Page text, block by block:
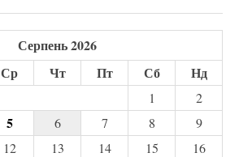
Серпень 2026
Ср Чт Пт Сб Нд
1
2
5 6 7 8
9
12 13 14 15
16